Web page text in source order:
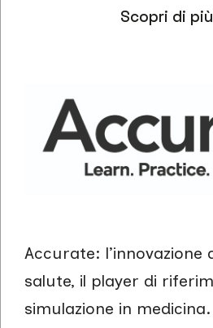
Scopri di più
Accurate: l’innovazione
salute, il player di
simulazione in medicina.